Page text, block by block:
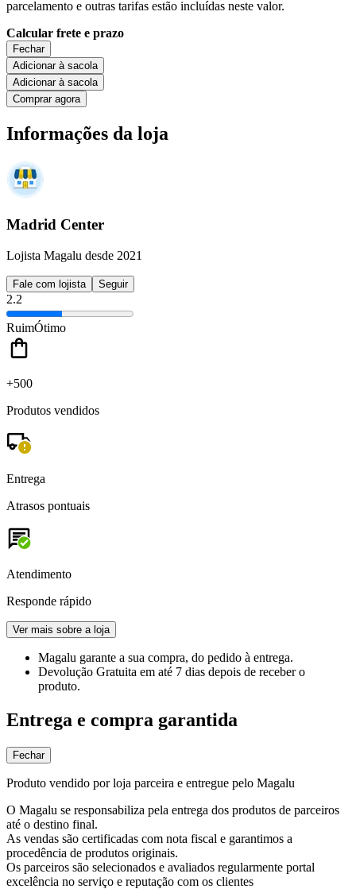
parcelamento e outras tarifas estão incluídas neste valor.
Calcular frete e prazo
Fechar
Adicionar à sacola
Adicionar à sacola
Comprar agora
Informações da loja
Madrid Center
Lojista Magalu desde 2021
Fale com lojista Seguir
2.2
RuimÓtimo
+500
Produtos vendidos
Entrega
Atrasos pontuais
Atendimento
Responde rápido
Ver mais sobre a loja
Magalu garante a sua compra, do pedido à entrega.
Devolução Gratuita em até 7 dias depois de receber o
produto.
Entrega e compra garantida
Fechar
Produto vendido por loja parceira e entregue pelo Magalu
O Magalu se responsabiliza pela entrega dos produtos de parceiros
até o destino final.
As vendas são certificadas com nota fiscal e garantimos a
procedência de produtos originais.
Os parceiros são selecionados e avaliados regularmente portal
excelência no serviço e reputação com os clientes